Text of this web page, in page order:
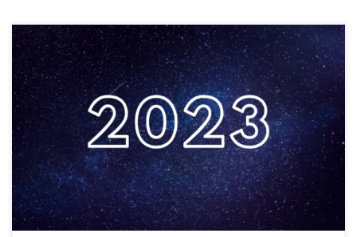
Nemzeti ünnepek, munkaszüneti napok, ünnepnapok Dél-
Koreában 2023-ben. 2023. január 1. – vasárnap – Újév 2023. január
21. – szombat – Holdújév 2023. január 22. – vasárnap – Holdújév
2023. január 23. – hétfő – Holdújév 2023. január 24. – kedd –
Holdújév 2023. március 1. – szerda – A Függetlenségi […]